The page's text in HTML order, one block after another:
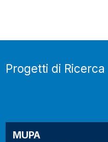
Progetti di Ricerca
MUPA